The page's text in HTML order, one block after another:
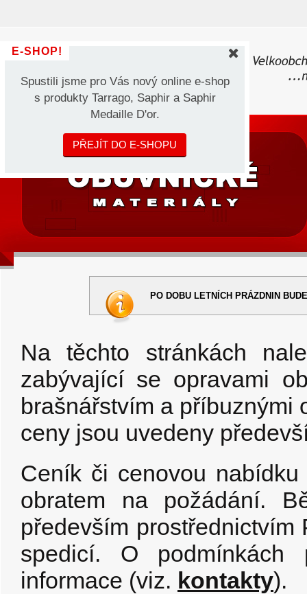
E-SHOP!
Spustili jsme pro Vás nový online e-shop
s produkty Tarrago, Saphir a Saphir
Medaille D'or.
PŘEJÍT DO E-SHOPU
PO DOBU LETNÍCH PRÁZDNIN
Na těchto stránkách
zabývající se opravami
brašnářstvím a příbuznými
ceny jsou uvedeny
Ceník či cenovou
obratem na požádání.
především
spedicí. O podmínkách
informace (viz. kontakty).